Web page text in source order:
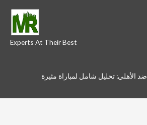
content
Experts At Their Best
الأهلي: تحليل شامل لمباراة مثيرة